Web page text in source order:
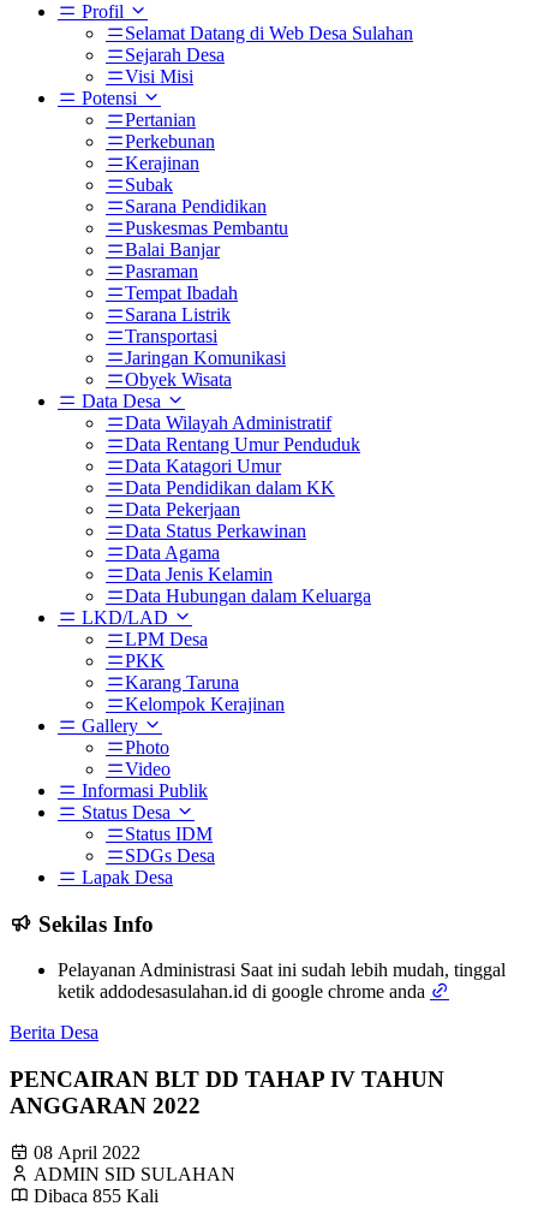
Profil
Selamat Datang di Web Desa Sulahan
Sejarah Desa
Visi Misi
Potensi
Pertanian
Perkebunan
Kerajinan
Subak
Sarana Pendidikan
Puskesmas Pembantu
Balai Banjar
Pasraman
Tempat Ibadah
Sarana Listrik
Transportasi
Jaringan Komunikasi
Obyek Wisata
Data Desa
Data Wilayah Administratif
Data Rentang Umur Penduduk
Data Katagori Umur
Data Pendidikan dalam KK
Data Pekerjaan
Data Status Perkawinan
Data Agama
Data Jenis Kelamin
Data Hubungan dalam Keluarga
LKD/LAD
LPM Desa
PKK
Karang Taruna
Kelompok Kerajinan
Gallery
Photo
Video
Informasi Publik
Status Desa
Status IDM
SDGs Desa
Lapak Desa
Sekilas Info
Pelayanan Administrasi Saat ini sudah lebih mudah, tinggal
ketik addodesasulahan.id di google chrome anda
Berita Desa
PENCAIRAN BLT DD TAHAP IV TAHUN
ANGGARAN 2022
08 April 2022
ADMIN SID SULAHAN
Dibaca 855 Kali